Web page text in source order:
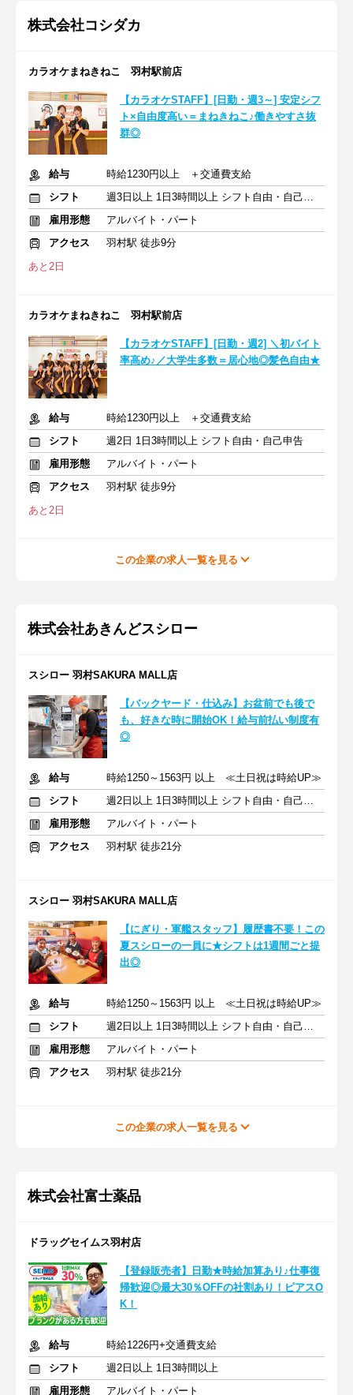
株式会社コシダカ
カラオケまねきねこ 羽村駅前店
【カラオケSTAFF】[日勤・週3～] 安定シフ
ト×自由度高い＝まねきねこ♪働きやすさ抜
群◎
給与
時給1230円以上 ＋交通費支給
シフト
週3日以上 1日3時間以上 シフト自由・自己申告
雇用形態
アルバイト・パート
アクセス
羽村駅 徒歩9分
あと2日
カラオケまねきねこ 羽村駅前店
【カラオケSTAFF】[日勤・週2] ＼初バイト
率高め♪／大学生多数＝居心地◎髪色自由★
給与
時給1230円以上 ＋交通費支給
シフト
週2日 1日3時間以上 シフト自由・自己申告
雇用形態
アルバイト・パート
アクセス
羽村駅 徒歩9分
あと2日
この企業の求人一覧を見る
株式会社あきんどスシロー
スシロー 羽村SAKURA MALL店
【バックヤード・仕込み】お盆前でも後で
も、好きな時に開始OK！給与前払い制度有
◎
給与
時給1250～1563円 以上 ≪土日祝は時給UP≫
シフト
週2日以上 1日3時間以上 シフト自由・自己申告
雇用形態
アルバイト・パート
アクセス
羽村駅 徒歩21分
スシロー 羽村SAKURA MALL店
【にぎり・軍艦スタッフ】履歴書不要！この
夏スシローの一員に★シフトは1週間ごと提
出◎
給与
時給1250～1563円 以上 ≪土日祝は時給UP≫
シフト
週2日以上 1日3時間以上 シフト自由・自己申告
雇用形態
アルバイト・パート
アクセス
羽村駅 徒歩21分
この企業の求人一覧を見る
株式会社富士薬品
ドラッグセイムス羽村店
【登録販売者】日勤★時給加算あり♪仕事復
帰歓迎◎最大30％OFFの社割あり！ピアスO
K！
給与
時給1226円+交通費支給
シフト
週2日以上 1日3時間以上
雇用形態
アルバイト・パート